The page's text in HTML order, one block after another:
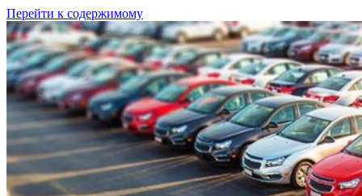
Перейти к содержимому